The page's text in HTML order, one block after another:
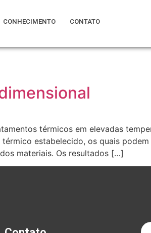
CONHECIMENTO CONTATO
térmicos em elevadas
estabelecido, os quais
materiais. Os resultados […]